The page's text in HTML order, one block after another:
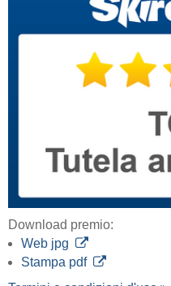
Download premio:
Web jpg
Stampa pdf